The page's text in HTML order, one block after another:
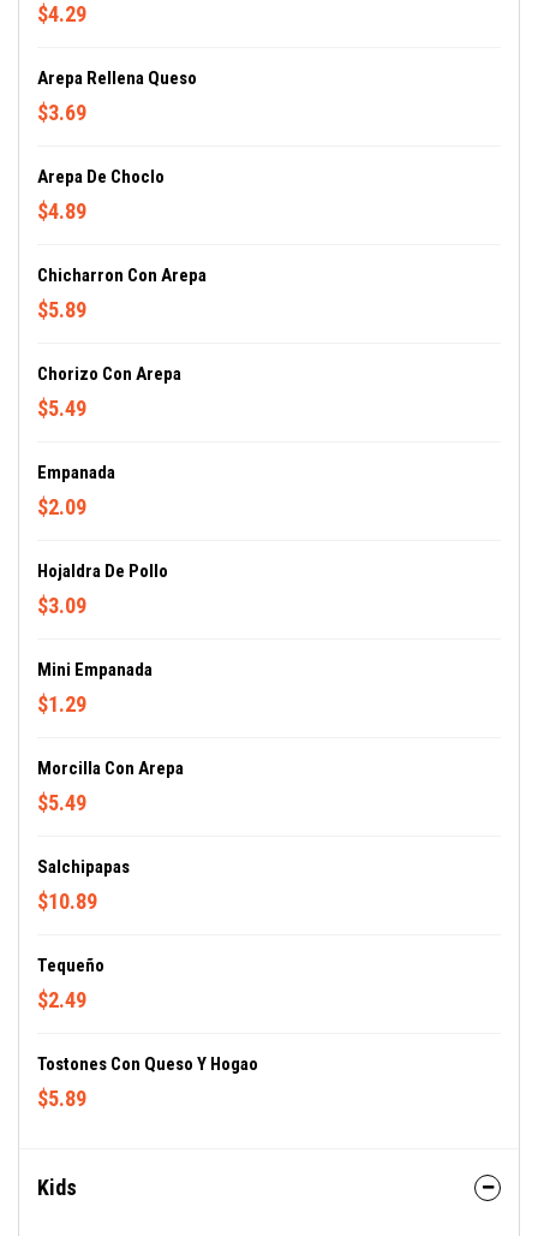
$4.29
Arepa Rellena Queso
$3.69
Arepa De Choclo
$4.89
Chicharron Con Arepa
$5.89
Chorizo Con Arepa
$5.49
Empanada
$2.09
Hojaldra De Pollo
$3.09
Mini Empanada
$1.29
Morcilla Con Arepa
$5.49
Salchipapas
$10.89
Tequeño
$2.49
Tostones Con Queso Y Hogao
$5.89
Kids